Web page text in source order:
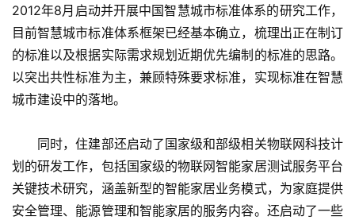
2012年8月启动并开展中国智慧城市标准体系的研究工作，
目前智慧城市标准体系框架已经基本确立，梳理出正在制订
的标准以及根据实际需求规划近期优先编制的标准的思路。
以突出共性标准为主，兼顾特殊要求标准，实现标准在智慧
城市建设中的落地。
同时，住建部还启动了国家级和部级相关物联网科技计
划的研发工作，包括国家级的物联网智能家居测试服务平台
关键技术研究，涵盖新型的智能家居业务模式，为家庭提供
安全管理、能源管理和智能家居的服务内容。还启动了一些